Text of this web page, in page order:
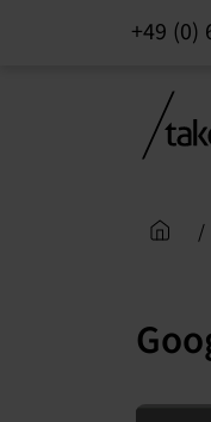
+49 (0)
/